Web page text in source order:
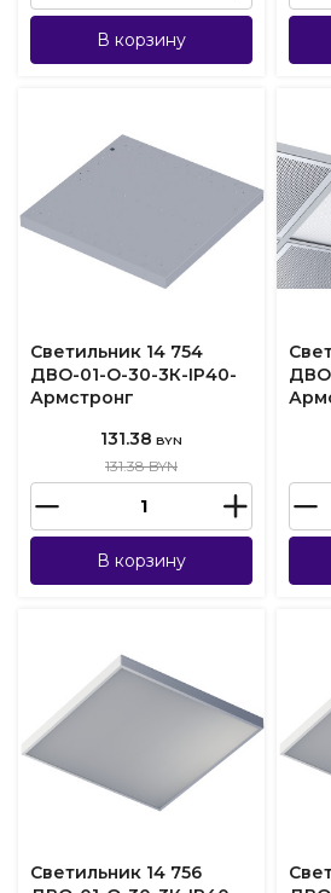
В корзину
Светильник 14 754
ДВО-01-О-30-3К-IP40-
Армстронг
131.38 BYN
131.38 BYN
В корзину
Светильник 14 756